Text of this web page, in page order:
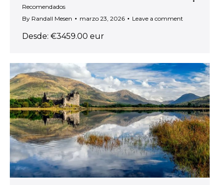
Recomendados
By Randall Mesen marzo 23, 2026 Leave a comment
Desde: €3459.00 eur